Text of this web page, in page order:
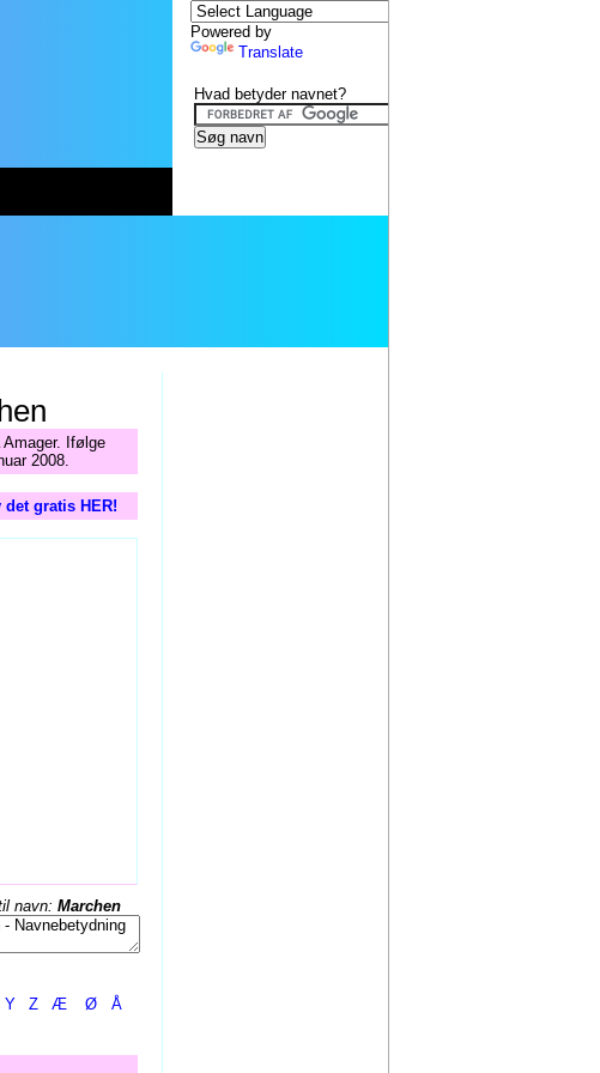
Ifølge
2008.
det gratis HER!
navn: Marchen
Y Z Æ Ø Å
Powered by
Translate
Hvad betyder navnet?